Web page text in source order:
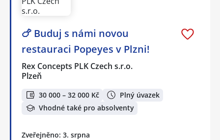
🍗 Buduj s námi novou
restauraci Popeyes v Plzni!
Rex Concepts PLK Czech s.r.o.
Plzeň
30 000 – 32 000 Kč
Plný úvazek
Vhodné také pro absolventy
Zveřejněno: 3. srpna